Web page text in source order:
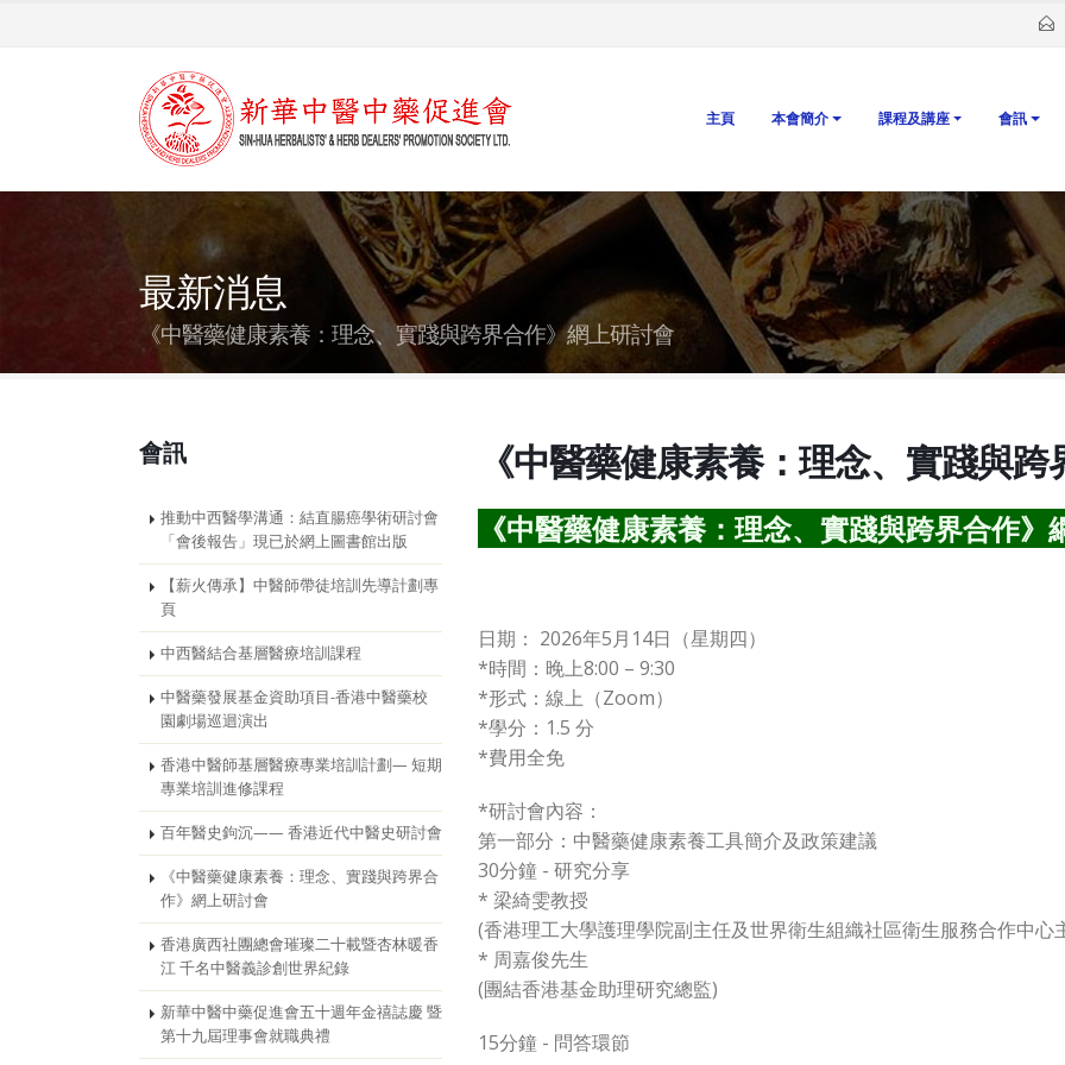
主頁 本會簡介 課程及講座 會訊
最新消息
《中醫藥健康素養：理念、實踐與跨界合作》網上研討會
會訊
推動中西醫學溝通：結直腸癌學術研討會
「會後報告」現已於網上圖書館出版
【薪火傳承】中醫師帶徒培訓先導計劃專
頁
中西醫結合基層醫療培訓課程
中醫藥發展基金資助項目-香港中醫藥校
園劇場巡迴演出
香港中醫師基層醫療專業培訓計劃— 短期
專業培訓進修課程
百年醫史鉤沉—— 香港近代中醫史研討會
《中醫藥健康素養：理念、實踐與跨界合
作》網上研討會
香港廣西社團總會璀璨二十載暨杏林暖香
江 千名中醫義診創世界紀錄
新華中醫中藥促進會五十週年金禧誌慶 暨
第十九屆理事會就職典禮
《中醫藥健康素養：理念、實踐與
《中醫藥健康素養：理念、實踐與跨界合作》
日期： 2026年5月14日（星期四）
*時間：晚上8:00 – 9:30
*形式：線上（Zoom）
*學分：1.5 分
*費用全免
*研討會內容：
第一部分：中醫藥健康素養工具簡介及政策建議
30分鐘 - 研究分享
* 梁綺雯教授
(香港理工大學護理學院副主任及世界衛生組織社區衛生服務合作中心
* 周嘉俊先生
(團結香港基金助理研究總監)
15分鐘 - 問答環節